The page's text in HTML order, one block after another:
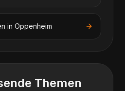
in Oppenheim
Themen